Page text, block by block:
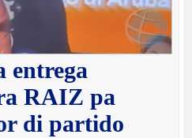
entrega
RAIZ pa
di partido